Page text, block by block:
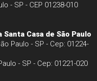
- SP - CEP 01238-010
Casa de São Paulo
Paulo - SP - Cep: 01224-
- SP - Cep: 01221-020